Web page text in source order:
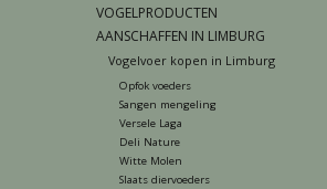
VOGELPRODUCTEN
AANSCHAFFEN IN LIMBURG
Vogelvoer kopen in Limburg
Opfok voeders
Sangen mengeling
Versele Laga
Deli Nature
Witte Molen
Slaats diervoeders